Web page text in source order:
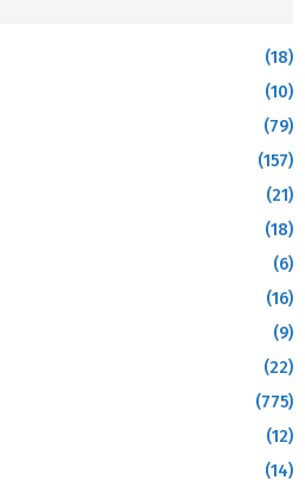
(18)
(10)
(79)
(157)
(21)
(18)
(6)
(16)
(9)
(22)
(775)
(12)
(14)